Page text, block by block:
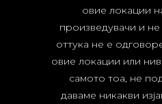
овие локации
произведувачи и
оттука не е
овие локации или
самото тоа, не
даваме никакви